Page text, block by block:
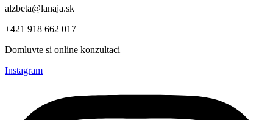
alzbeta@lanaja.sk
+421 918 662 017
Domluvte si online konzultaci
Instagram